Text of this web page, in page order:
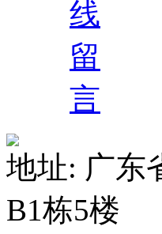
线
留
言
地址: 广东
B1栋5楼